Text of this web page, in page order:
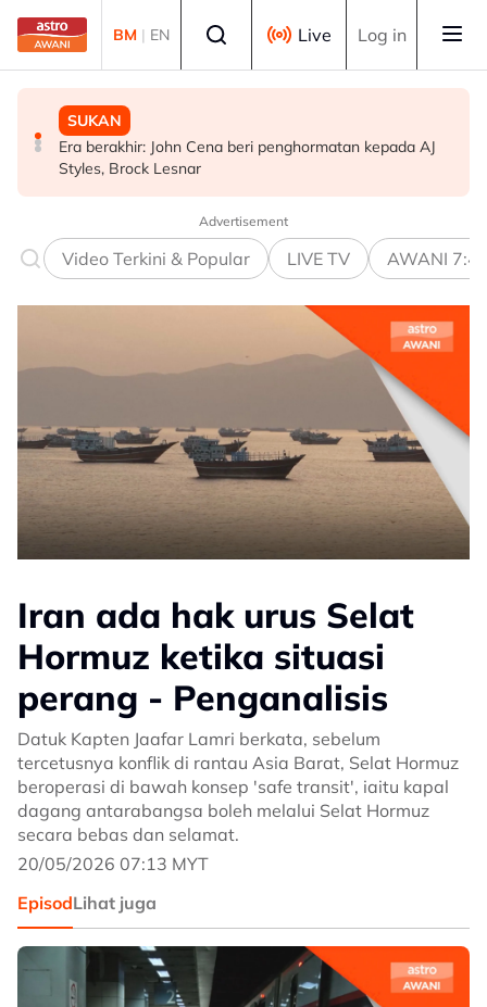
Skip to main content
BM | EN Live Log in
SUKAN
Era berakhir: John Cena beri penghormatan kepada AJ
Styles, Brock Lesnar
DUNIA
Gelombang haba: Rakyat Britain tidur di dapur, ambil
cuti
MALAYSIA
KLFW 2026 buka laluan produk Malaysia ke pasaran
dunia - Armizan
Advertisement
Video Terkini & Popular LIVE TV AWANI
Iran ada hak urus Selat
Hormuz ketika situasi
perang - Penganalisis
Datuk Kapten Jaafar Lamri berkata, sebelum
tercetusnya konflik di rantau Asia Barat, Selat Hormuz
beroperasi di bawah konsep 'safe transit', iaitu kapal
dagang antarabangsa boleh melalui Selat Hormuz
secara bebas dan selamat.
20/05/2026 07:13 MYT
EpisodLihat juga